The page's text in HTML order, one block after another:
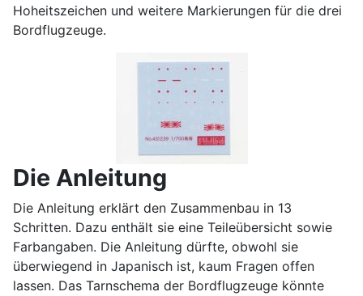
Hoheitszeichen und weitere Markierungen für die drei
Bordflugzeuge.
Die Anleitung
Die Anleitung erklärt den Zusammenbau in 13
Schritten. Dazu enthält sie eine Teileübersicht sowie
Farbangaben. Die Anleitung dürfte, obwohl sie
überwiegend in Japanisch ist, kaum Fragen offen
lassen. Das Tarnschema der Bordflugzeuge könnte